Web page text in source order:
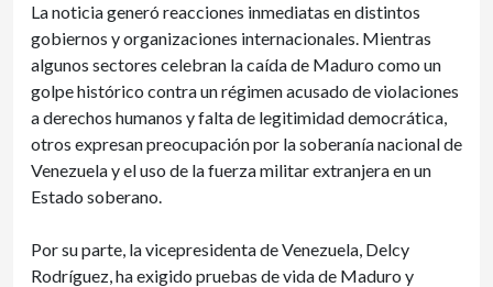
La noticia generó reacciones inmediatas en distintos
gobiernos y organizaciones internacionales. Mientras
algunos sectores celebran la caída de Maduro como un
golpe histórico contra un régimen acusado de violaciones
a derechos humanos y falta de legitimidad democrática,
otros expresan preocupación por la soberanía nacional de
Venezuela y el uso de la fuerza militar extranjera en un
Estado soberano.
Por su parte, la vicepresidenta de Venezuela, Delcy
Rodríguez, ha exigido pruebas de vida de Maduro y